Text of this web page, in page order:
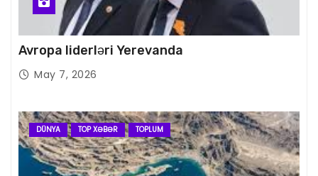
Avropa liderləri Yerevanda
May 7, 2026
DÜNYA TOP XƏBƏR TOPLUM